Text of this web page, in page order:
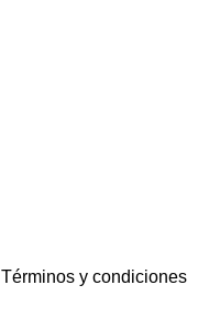
Términos y condiciones